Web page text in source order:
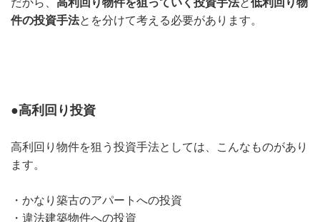
件の投資手法とを分けて考える必要があります。
●高利回り投資
高利回り物件を狙う投資手法としては、こんなものがあり
ます。
・かなり築古のアパートへの投資
・違法建築物件への投資